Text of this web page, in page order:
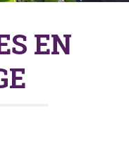
EN